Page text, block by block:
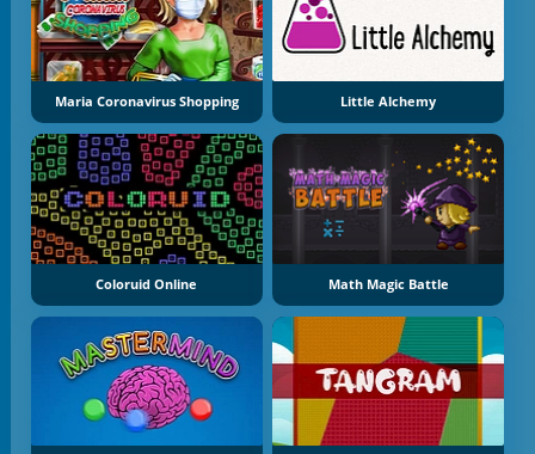
Maria Coronavirus Shopping Little Alchemy
Coloruid Online Math Magic Battle